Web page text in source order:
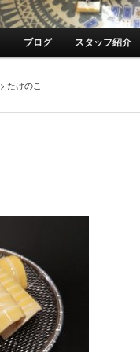
ブログ スタッフ紹介
> たけのこ